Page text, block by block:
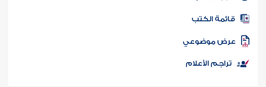
المكتبة
الكتب
موضوعي